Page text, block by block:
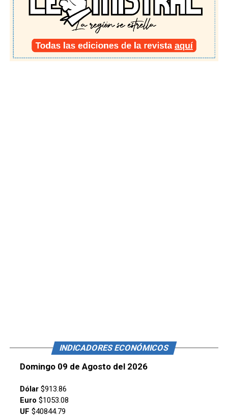
INDICADORES ECONÓMICOS
Domingo 09 de Agosto del 2026
Dólar$913.86
Euro $1053.08
UF $40844.79